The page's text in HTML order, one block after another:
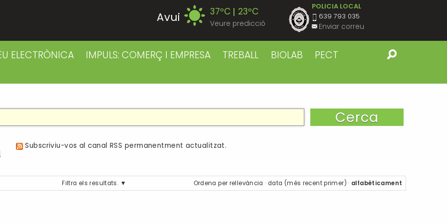
Avui 37ºC 23ºC
Veure predicció
Divendres 39ºC 23ºC
Diumenge
41ºC 22ºC
POLICIA LOCAL
639 793 035
Enviar correu
ELECTRÒNICA IMPULS: COMERÇ I EMPRESA TREBALL BIOLAB
PECT
Subscriviu-vos al canal RSS permanentment actualitzat.
Filtra els resultats. Ordena per rellevància · data (més recent primer) · alfabèticament